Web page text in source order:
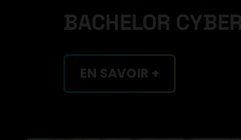
BACHELOR
EN SAVOIR +